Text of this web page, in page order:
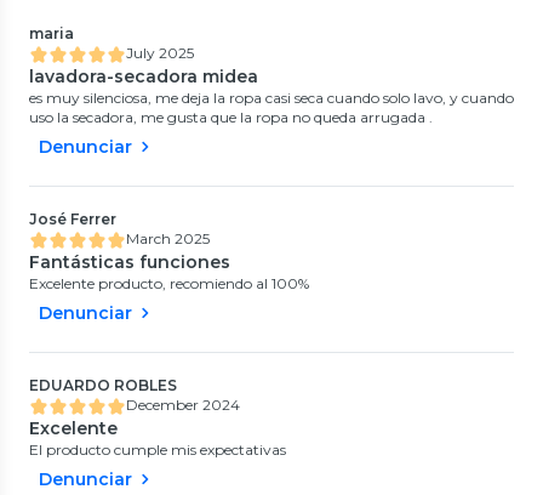
maria
July 2025
lavadora-secadora midea
es muy silenciosa, me deja la ropa casi seca cuando solo lavo, y cuando
uso la secadora, me gusta que la ropa no queda arrugada .
Denunciar
José Ferrer
March 2025
Fantásticas funciones
Excelente producto, recomiendo al 100%
Denunciar
EDUARDO ROBLES
December 2024
Excelente
El producto cumple mis expectativas
Denunciar